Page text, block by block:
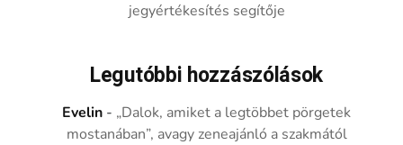
jegyértékesítés segítője
Legutóbbi hozzászólások
Evelin - „Dalok, amiket a legtöbbet pörgetek
mostanában”, avagy zeneajánló a szakmától